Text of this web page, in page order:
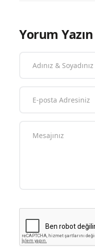
Yorum Yazın